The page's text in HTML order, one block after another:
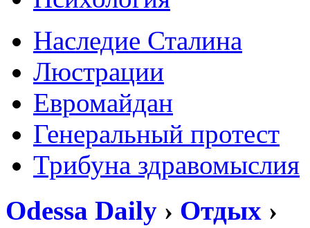
Психология
Наследие Сталина
Люстрации
Евромайдан
Генеральный протест
Трибуна здравомыслия